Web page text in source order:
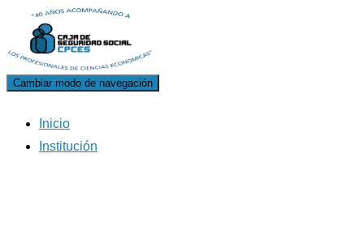
Cambiar modo de navegación
Inicio
Institución